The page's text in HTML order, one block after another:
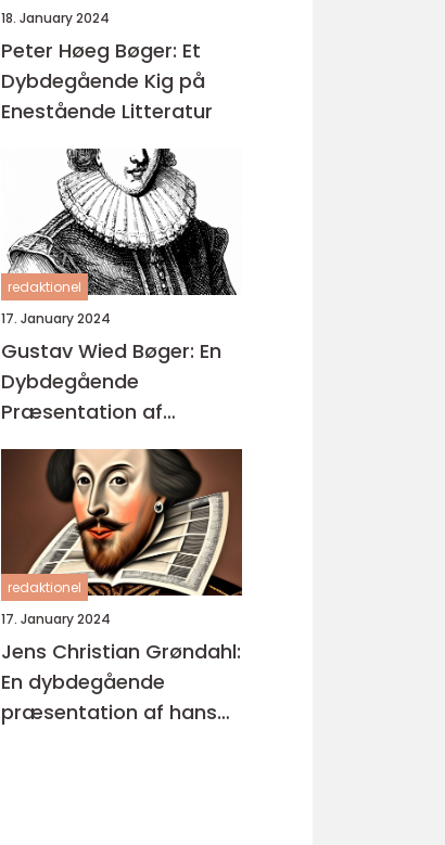
18. January 2024
Peter Høeg Bøger: Et
Dybdegående Kig på
Enestående Litteratur
redaktionel
17. January 2024
Gustav Wied Bøger: En
Dybdegående
Præsentation af
Enestående
Kunstværker
redaktionel
17. January 2024
Jens Christian Grøndahl:
En dybdegående
præsentation af hans